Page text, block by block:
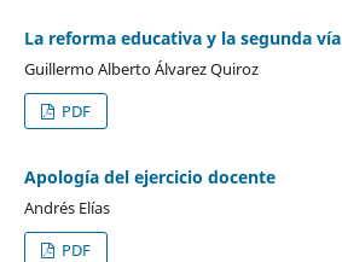
La reforma educativa y la segunda vía
Guillermo Alberto Álvarez Quiroz
PDF
Apología del ejercicio docente
Andrés Elías
PDF